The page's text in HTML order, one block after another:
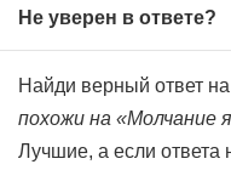
Не уверен в ответе?
Найди верный ответ
похожи на «Молчание
Лучшие, а если ответа